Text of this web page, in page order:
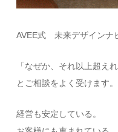
AVEE式 未来デザインナ
「なぜか、それ以上超え
とご相談をよく受けます。
経営も安定している。